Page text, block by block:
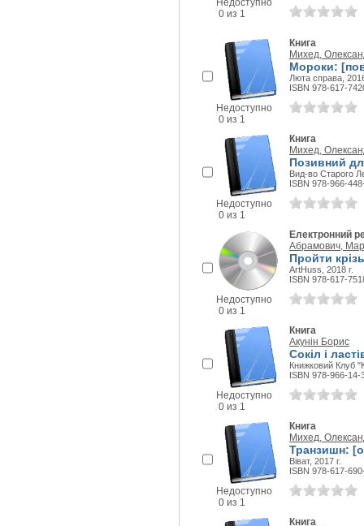
0 из 1
Недоступно
0 из 1
Книга
Михед,
Мороки:
Люта справа,
ISBN 978-617-
Недоступно
0 из 1
Книга
Михед,
Позивний
Вид-во Старого
ISBN 978-966-
Недоступно
0 из 1
Електронний
Абрамович,
Пройти
ArtHuss, 2018 г.
ISBN 978-617-
Недоступно
0 из 1
Книга
Акунін Борис
Сокіл і
Книжковий Клуб
ISBN 978-966-14-
Недоступно
0 из 1
Книга
Михед,
Транзишн:
Віват, 2017 г.
ISBN 978-617-
Книга